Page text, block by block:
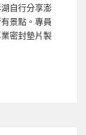
自行分享澎
景點。專員
密封墊片製